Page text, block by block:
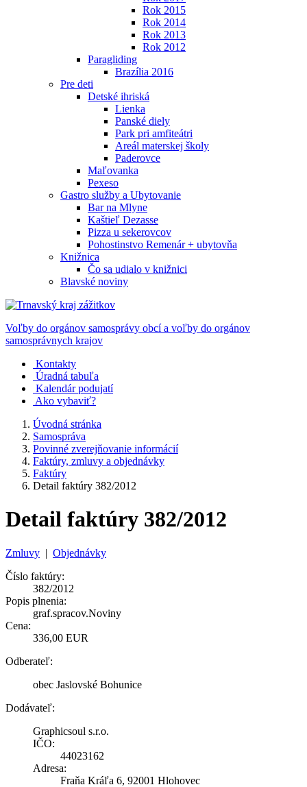
Rok 2015
Rok 2014
Rok 2013
Rok 2012
Paragliding
Brazília 2016
Pre deti
Detské ihriská
Lienka
Panské diely
Park pri amfiteátri
Areál materskej školy
Paderovce
Maľovanka
Pexeso
Gastro služby a Ubytovanie
Bar na Mlyne
Kaštieľ Dezasse
Pizza u sekerovcov
Pohostinstvo Remenár + ubytovňa
Knižnica
Čo sa udialo v knižnici
Blavské noviny
Voľby do orgánov samosprávy obcí a voľby do orgánov
samosprávnych krajov
Kontakty
Úradná tabuľa
Kalendár podujatí
Ako vybaviť?
Úvodná stránka
Samospráva
Povinné zverejňovanie informácií
Faktúry, zmluvy a objednávky
Faktúry
Detail faktúry 382/2012
Detail faktúry 382/2012
Zmluvy | Objednávky
Číslo faktúry:
382/2012
Popis plnenia:
graf.spracov.Noviny
Cena:
336,00 EUR
Odberateľ:
obec Jaslovské Bohunice
Dodávateľ:
Graphicsoul s.r.o.
IČO:
44023162
Adresa:
Fraňa Kráľa 6, 92001 Hlohovec